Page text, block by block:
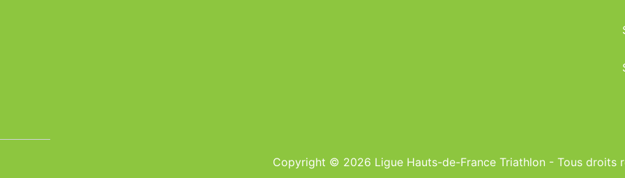
Copyright © 2026 Ligue Hauts-de-France Triathlon - Tous droits